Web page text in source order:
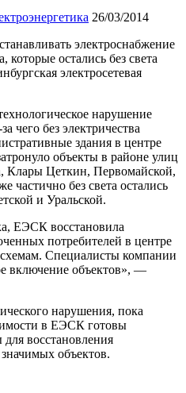
26/03/2014
электроснабжение
которые остались без света
электросетевая
нарушение
чего без электричества
здания в центре
объекты в районе улиц
Клары Цеткин, Первомайской,
частично без света остались
и Уральской.
ЕЭСК восстановила
потребителей в центре
Специалисты компании
включение объектов», —
нарушения, пока
в ЕЭСК готовы
для восстановления
объектов.